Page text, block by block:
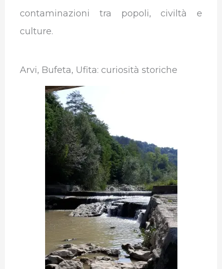
contaminazioni tra popoli, civiltà e
culture.
Arvi, Bufeta, Ufita: curiosità storiche